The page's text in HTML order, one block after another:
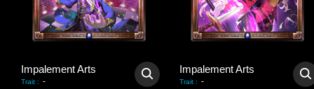
Impalement Arts
Trait : -
Impalement Arts
Trait : -